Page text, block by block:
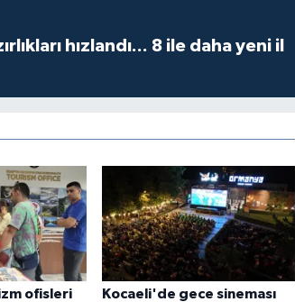
hızlandı... 8 ile daha yeni il
ofisleri
Kocaeli'de gece sineması